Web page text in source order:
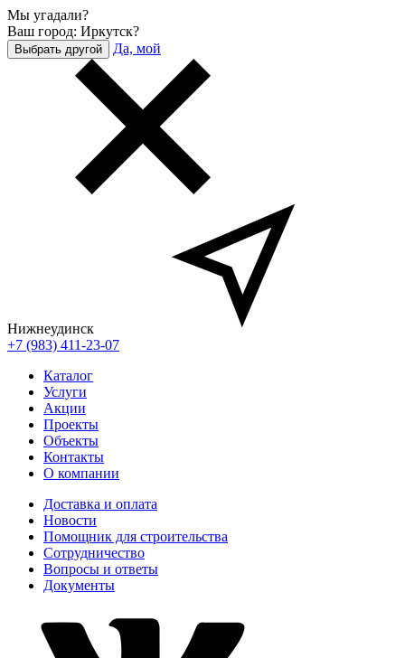
Мы угадали?
Ваш город: Иркутск?
Выбрать другой Да, мой
Нижнеудинск
+7 (983) 411-23-07
Каталог
Услуги
Акции
Проекты
Объекты
Контакты
О компании
Доставка и оплата
Новости
Помощник для строительства
Сотрудничество
Вопросы и ответы
Документы